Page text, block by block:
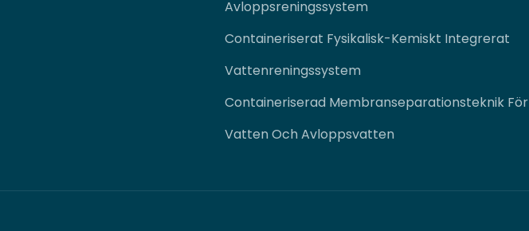
Avloppsreningssystem
Containeriserat Fysikalisk-Kemiskt Integrerat
Vattenreningssystem
Containeriserad Membranseparationsteknik För
Vatten Och Avloppsvatten